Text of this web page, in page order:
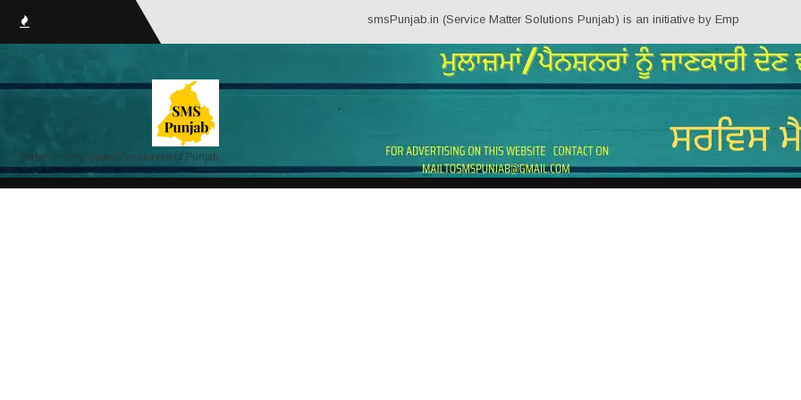
smsPunjab.in (Service Matter Solutions Punjab) is an initiative by Employees/
Portal for Employees/Pensioners of Punjab